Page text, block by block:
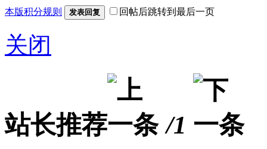
本版积分规则 发表回复 回帖后跳转到最后一页
关闭
站长推荐 /1